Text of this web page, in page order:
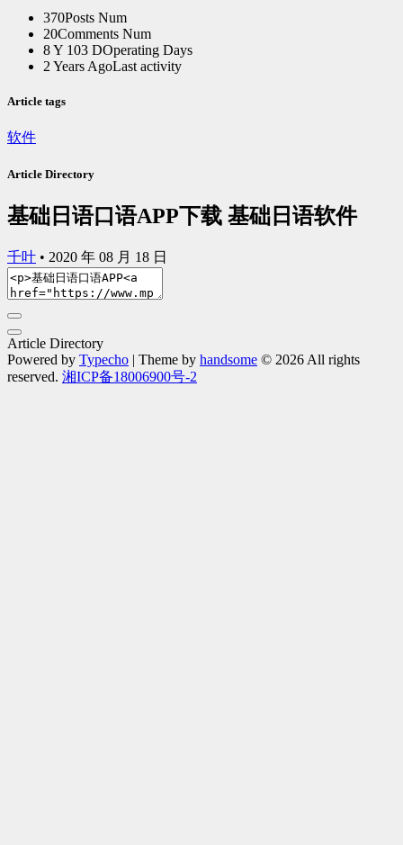
370Posts Num
20Comments Num
8 Y 103 DOperating Days
2 Years AgoLast activity
Article tags
软件
Article Directory
基础日语口语APP下载 基础日语软件
千叶 • 2020 年 08 月 18 日
Article Directory
Powered by Typecho | Theme by handsome © 2026 All rights
reserved. 湘ICP备18006900号-2